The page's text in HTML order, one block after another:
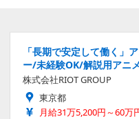
「長期で安定して働く」
ー/未経験OK/解説用アニ
株式会社RIOT GROUP
東京都
月給31万5,200円～60万